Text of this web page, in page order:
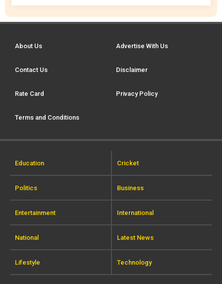
About Us Advertise With Us
Contact Us Disclaimer
Rate Card Privacy Policy
Terms and Conditions
Education Cricket
Politics Business
Entertainment International
National Latest News
Lifestyle Technology